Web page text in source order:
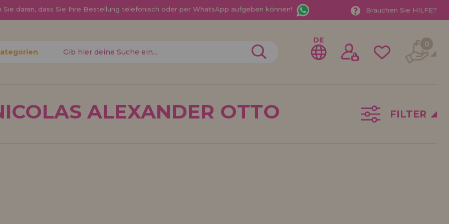
Sie daran, dass Sie Ihre Bestellung telefonisch oder per WhatsApp aufgeben können! Brauchen Sie HILFE?
Sie
neuer Händler
DE 0
ALEXANDER OTTO FILTER